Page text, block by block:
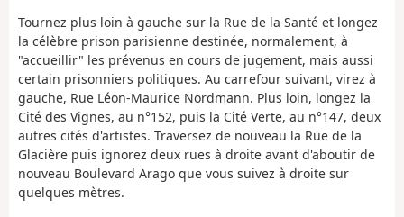
Tournez plus loin à gauche sur la Rue de la Santé et longez
la célèbre prison parisienne destinée, normalement, à
"accueillir" les prévenus en cours de jugement, mais aussi
certain prisonniers politiques. Au carrefour suivant, virez à
gauche, Rue Léon-Maurice Nordmann. Plus loin, longez la
Cité des Vignes, au n°152, puis la Cité Verte, au n°147, deux
autres cités d'artistes. Traversez de nouveau la Rue de la
Glacière puis ignorez deux rues à droite avant d'aboutir de
nouveau Boulevard Arago que vous suivez à droite sur
quelques mètres.